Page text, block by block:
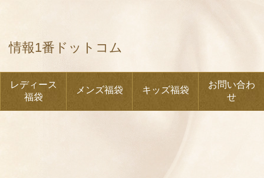
情報1番ドットコム
レディース
福袋
メンズ福袋 キッズ福袋
お問い合わ
せ